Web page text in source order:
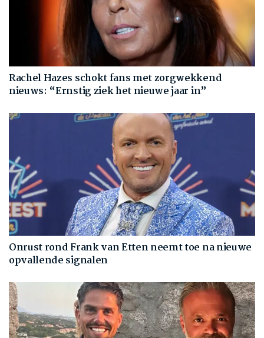
Rachel Hazes schokt fans met zorgwekkend
nieuws: “Ernstig ziek het nieuwe jaar in”
Onrust rond Frank van Etten neemt toe na nieuwe
opvallende signalen